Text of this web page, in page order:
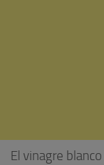
El vinagre